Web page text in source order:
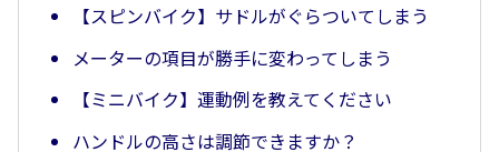
【スピンバイク】サドルがぐらついてしまう
メーターの項目が勝手に変わってしまう
【ミニバイク】運動例を教えてください
ハンドルの高さは調節できますか？